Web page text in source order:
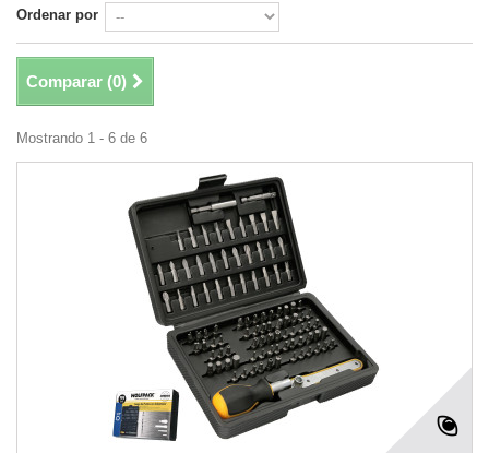
Ordenar por
Comparar (0)
Mostrando 1 - 6 de 6